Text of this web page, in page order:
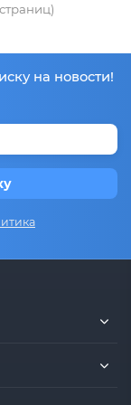
на новости!